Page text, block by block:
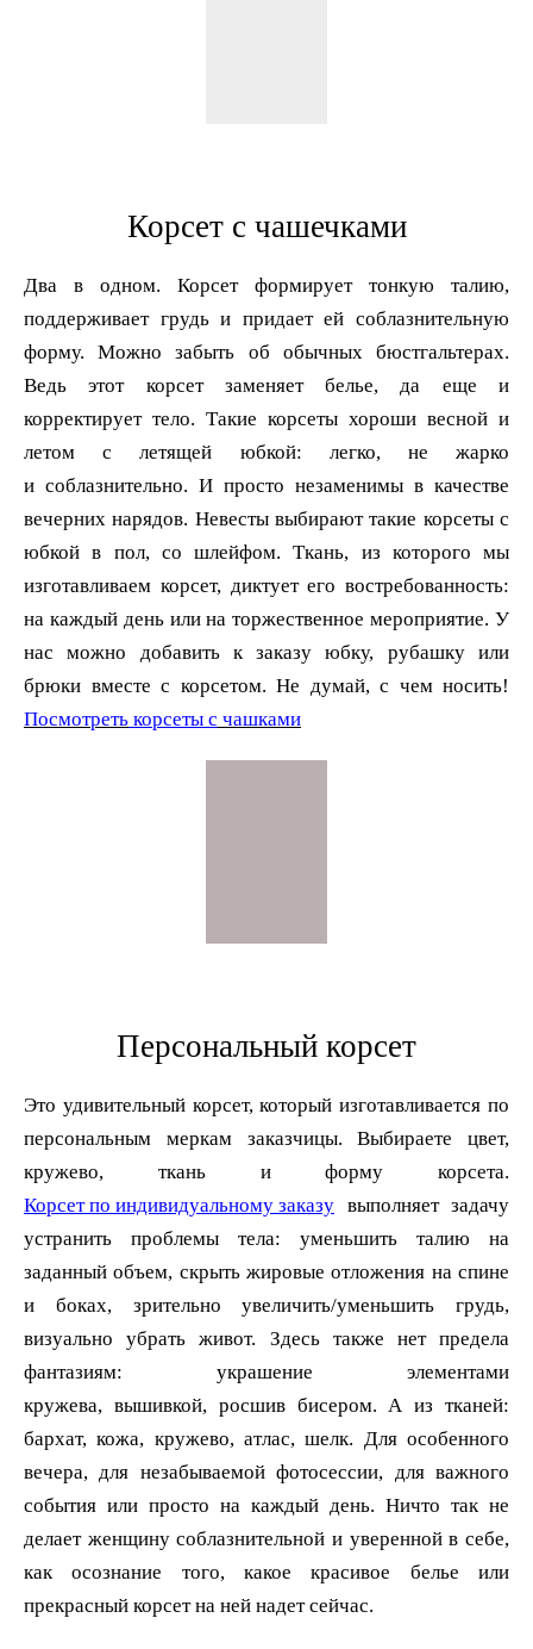
Корсет с чашечками
Два в одном. Корсет формирует тонкую талию,
поддерживает грудь и придает ей соблазнительную
форму. Можно забыть об обычных бюстгальтерах.
Ведь этот корсет заменяет белье, да еще и
корректирует тело. Такие корсеты хороши весной и
летом с летящей юбкой: легко, не жарко
и соблазнительно. И просто незаменимы в качестве
вечерних нарядов. Невесты выбирают такие корсеты с
юбкой в пол, со шлейфом. Ткань, из которого мы
изготавливаем корсет, диктует его востребованность:
на каждый день или на торжественное мероприятие. У
нас можно добавить к заказу юбку, рубашку или
брюки вместе с корсетом. Не думай, с чем носить!
Посмотреть корсеты с чашками
Персональный корсет
Это удивительный корсет, который изготавливается по
персональным меркам заказчицы. Выбираете цвет,
Корсет по индивидуальному заказу выполняет задачу
устранить проблемы тела: уменьшить талию на
заданный объем, скрыть жировые отложения на спине
и боках, зрительно увеличить/уменьшить грудь,
визуально убрать живот. Здесь также нет предела
фантазиям: украшение элементами
кружева, вышивкой, росшив бисером. А из тканей:
бархат, кожа, кружево, атлас, шелк. Для особенного
вечера, для незабываемой фотосессии, для важного
события или просто на каждый день. Ничто так не
делает женщину соблазнительной и уверенной в себе,
как осознание того, какое красивое белье или
прекрасный корсет на ней надет сейчас.